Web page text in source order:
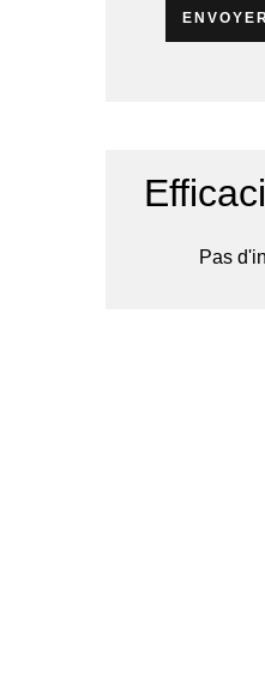
Pas